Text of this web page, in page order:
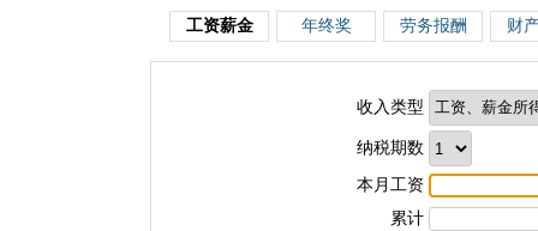
工资薪金 年终奖 劳务报酬 财
收入类型
纳税期数
本月工资
累计